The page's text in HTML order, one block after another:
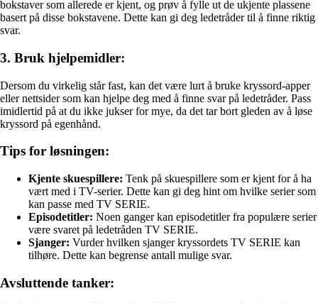
bokstaver som allerede er kjent, og prøv å fylle ut de ukjente plassene
basert på disse bokstavene. Dette kan gi deg ledetråder til å finne riktig
svar.
3. Bruk hjelpemidler:
Dersom du virkelig står fast, kan det være lurt å bruke kryssord-apper
eller nettsider som kan hjelpe deg med å finne svar på ledetråder. Pass
imidlertid på at du ikke jukser for mye, da det tar bort gleden av å løse
kryssord på egenhånd.
Tips for løsningen:
Kjente skuespillere: Tenk på skuespillere som er kjent for å ha
vært med i TV-serier. Dette kan gi deg hint om hvilke serier som
kan passe med TV SERIE.
Episodetitler: Noen ganger kan episodetitler fra populære serier
være svaret på ledetråden TV SERIE.
Sjanger: Vurder hvilken sjanger kryssordets TV SERIE kan
tilhøre. Dette kan begrense antall mulige svar.
Avsluttende tanker: